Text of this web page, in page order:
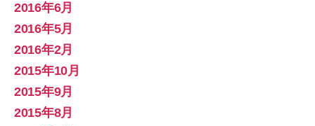
2016年6月
2016年5月
2016年2月
2015年10月
2015年9月
2015年8月